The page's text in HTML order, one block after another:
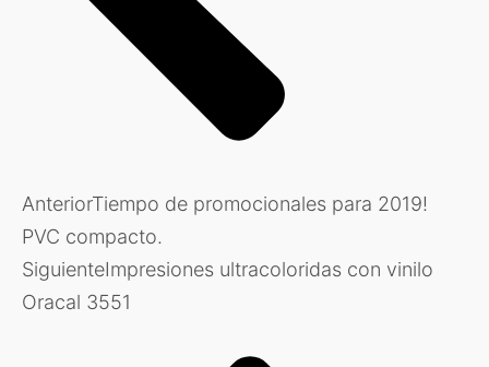
AnteriorTiempo de promocionales para 2019!
PVC compacto.
SiguienteImpresiones ultracoloridas con vinilo
Oracal 3551